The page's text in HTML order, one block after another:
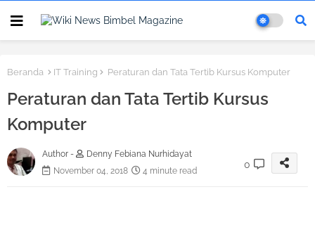
Beranda IT Training Peraturan dan Tata Tertib Kursus Komputer
Peraturan dan Tata Tertib Kursus
Komputer
Author -
Denny Febiana Nurhidayat
November 04, 2018
4 minute read
0